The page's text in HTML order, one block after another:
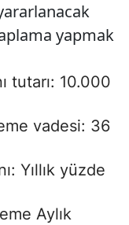
yapmak
tutarı: 10.000
vadesi: 36
Yıllık yüzde
Aylık